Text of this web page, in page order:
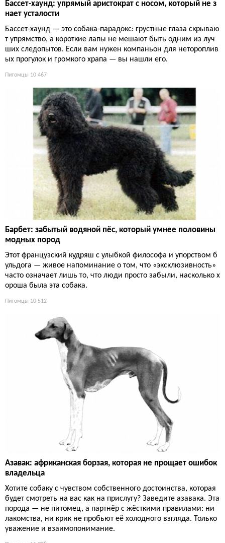
Бассет-хаунд: упрямый аристократ с носом, который не з
нает усталости
Бассет-хаунд — это собака-парадокс: грустные глаза скрываю
т упрямство, а короткие лапы не мешают быть одним из луч
ших следопытов. Если вам нужен компаньон для нетороплив
ых прогулок и громкого храпа — вы нашли его.
Питомцы 10 467
Барбет: забытый водяной пёс, который умнее половины
модных пород
Этот французский кудряш с улыбкой философа и упорством б
ульдога — живое напоминание о том, что «эксклюзивность»
часто означает лишь то, что люди просто забыли, насколько х
ороша была эта собака.
Питомцы 10 512
Азавак: африканская борзая, которая не прощает ошибок
владельца
Хотите собаку с чувством собственного достоинства, которая
будет смотреть на вас как на прислугу? Заведите азавака. Эта
порода — не питомец, а партнёр с жёсткими правилами: ни
лакомства, ни крик не пробьют её холодного взгляда. Только
уважение и взаимопонимание.